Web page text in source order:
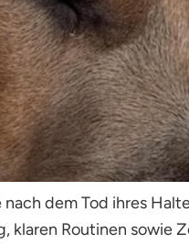
dem Tod ihres
Routinen sowie